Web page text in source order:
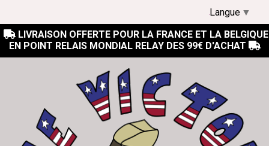
 LIVRAISON OFFERTE POUR LA FRANCE ET LA BELGIQUE
EN POINT RELAIS MONDIAL RELAY DES 99€ D'ACHAT 
Langue ▼